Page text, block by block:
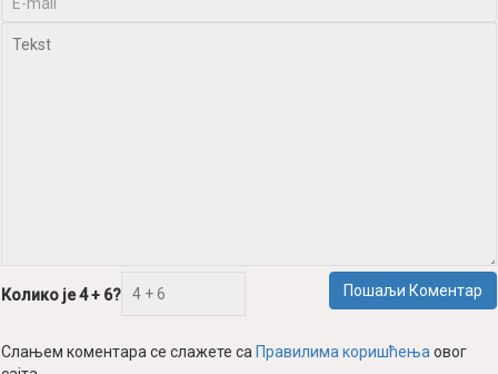
Prаvilimа korišćenjаovog sаjtа.